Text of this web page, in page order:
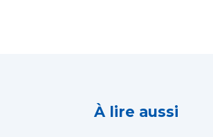
À lire aussi